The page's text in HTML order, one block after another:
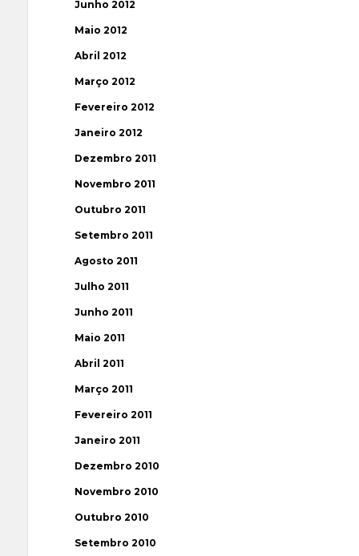
Junho 2012
Maio 2012
Abril 2012
Março 2012
Fevereiro 2012
Janeiro 2012
Dezembro 2011
Novembro 2011
Outubro 2011
Setembro 2011
Agosto 2011
Julho 2011
Junho 2011
Maio 2011
Abril 2011
Março 2011
Fevereiro 2011
Janeiro 2011
Dezembro 2010
Novembro 2010
Outubro 2010
Setembro 2010